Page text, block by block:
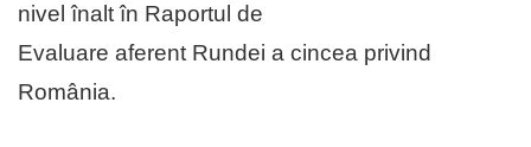
nivel înalt în Raportul de
Evaluare aferent Rundei a cincea privind
România.